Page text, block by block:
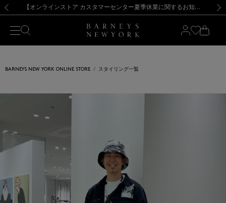
新規登録のお客様も対象！＜MY BARNEYS＞会員のお客様は11,000円（税込）以上のお買上げで常時送料無料！お買い物の際は会員登録を！
【夏季休業に伴う出荷一時停止のお知らせ】(2026.8.7) 【オンラインストア カスタマーセンター夏季休業に関するお知らせ】（2026.8.7）
【夏季休業に伴う返品・交換承り一時停止のお知らせ】（2026.8.5）
熊本県を中心とした地震の影響によるお荷物のお届けについて
【開催中】SUMMER SALEのご案内・ご注意事項 新規登録のお客様も対象！＜MY BARNEYS＞会員のお客様は11,000円（税込）以上のお買上げで常時送料無料！お買い物の際は会員登録を！
【夏季休業に伴う出荷一時停止のお知らせ】(2026.8.7)
BARNEYS NEW YORK ONLINE STORE スタイリング一覧